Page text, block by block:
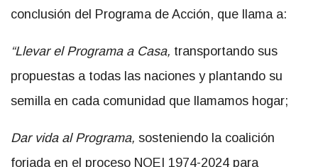
conclusión del Programa de Acción, que llama a:
“Llevar el Programa a Casa, transportando sus
propuestas a todas las naciones y plantando su
semilla en cada comunidad que llamamos hogar;
Dar vida al Programa, sosteniendo la coalición
forjada en el proceso NOEI 1974-2024 para